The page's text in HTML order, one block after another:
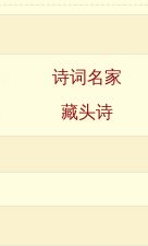
诗词名家
藏头诗